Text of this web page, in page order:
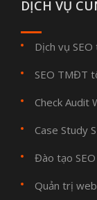
DỊCH VỤ
Dịch vụ
SEO TMĐT
Check Audit
Case Study
Đào tạo SEO
Quản trị